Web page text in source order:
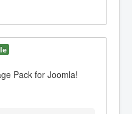
Pack for Joomla!